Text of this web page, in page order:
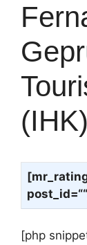
(IHK)
[php